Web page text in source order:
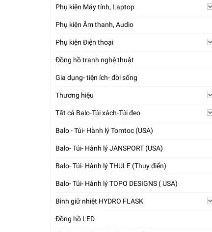
Phụ kiện Máy tính, Laptop
Phụ kiện Âm thanh, Audio
Phụ kiện Điện thoại
Đồng hồ tranh nghệ thuật
Gia dụng- tiện ích- đời sống
Thương hiệu
Tất cả Balo-Túi xách-Túi đeo
Balo - Túi- Hành lý Tomtoc (USA)
Balo- Túi- Hành lý JANSPORT (USA)
Balo- Túi- Hành lý THULE (Thụy điển)
Balo- Túi- Hành lý TOPO DESIGNS ( USA)
Bình giữ nhiệt HYDRO FLASK
Đồng hồ LED